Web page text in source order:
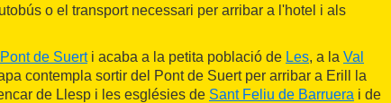
o el transport necessari per arribar a l'hotel i als
Pont de Suerti acaba a la petita població de Les, a la Val
contempla sortir del Pont de Suert per arribar a Erill la
de Llesp i les esglésies de Sant Feliu de Barruera i de